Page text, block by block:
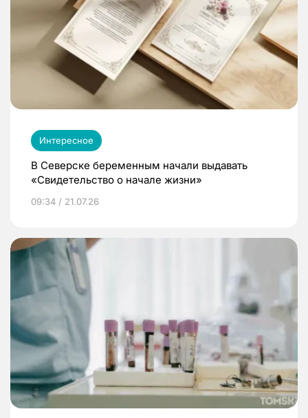
Интересное
В Северске беременным начали выдавать
«Свидетельство о начале жизни»
09:34 / 21.07.26